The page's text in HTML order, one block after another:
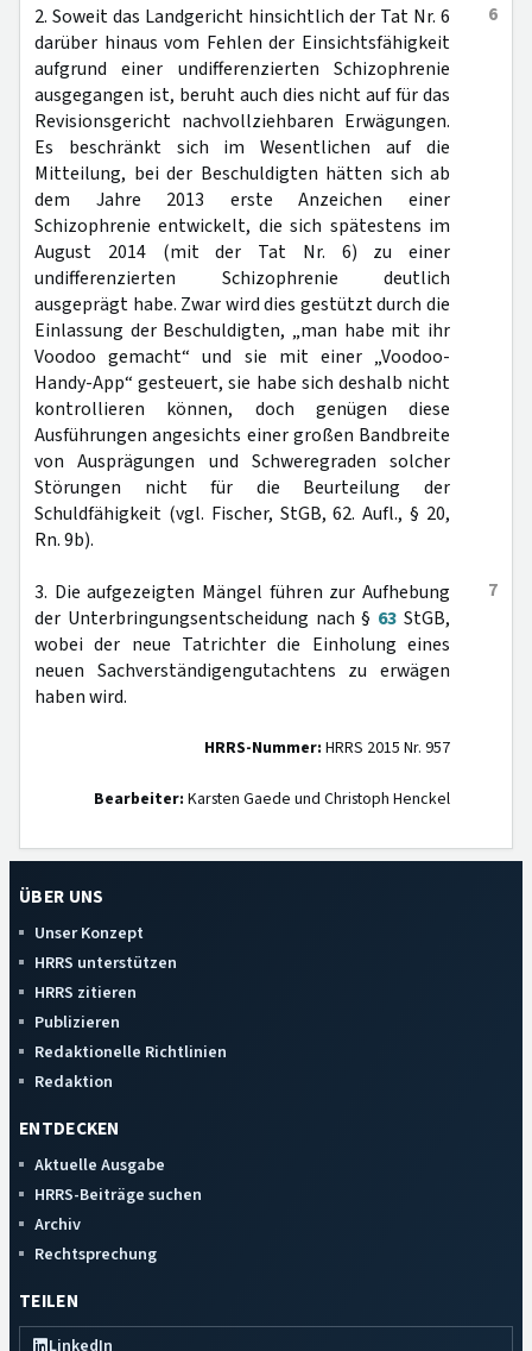
6
2. Soweit das Landgericht hinsichtlich der Tat Nr. 6
darüber hinaus vom Fehlen der Einsichtsfähigkeit
aufgrund einer undifferenzierten Schizophrenie
ausgegangen ist, beruht auch dies nicht auf für das
Revisionsgericht nachvollziehbaren Erwägungen.
Es beschränkt sich im Wesentlichen auf die
Mitteilung, bei der Beschuldigten hätten sich ab
dem Jahre 2013 erste Anzeichen einer
Schizophrenie entwickelt, die sich spätestens im
August 2014 (mit der Tat Nr. 6) zu einer
undifferenzierten Schizophrenie deutlich
ausgeprägt habe. Zwar wird dies gestützt durch die
Einlassung der Beschuldigten, „man habe mit ihr
Voodoo gemacht“ und sie mit einer „Voodoo-
Handy-App“ gesteuert, sie habe sich deshalb nicht
kontrollieren können, doch genügen diese
Ausführungen angesichts einer großen Bandbreite
von Ausprägungen und Schweregraden solcher
Störungen nicht für die Beurteilung der
Schuldfähigkeit (vgl. Fischer, StGB, 62. Aufl., § 20,
Rn. 9b).
7
3. Die aufgezeigten Mängel führen zur Aufhebung
der Unterbringungsentscheidung nach § 63 StGB,
wobei der neue Tatrichter die Einholung eines
neuen Sachverständigengutachtens zu erwägen
haben wird.
HRRS-Nummer: HRRS 2015 Nr. 957
Bearbeiter: Karsten Gaede und Christoph Henckel
ÜBER UNS
Unser Konzept
HRRS unterstützen
HRRS zitieren
Publizieren
Redaktionelle Richtlinien
Redaktion
ENTDECKEN
Aktuelle Ausgabe
HRRS-Beiträge suchen
Archiv
Rechtsprechung
TEILEN
LinkedIn